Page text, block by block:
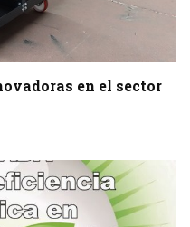
en el sector